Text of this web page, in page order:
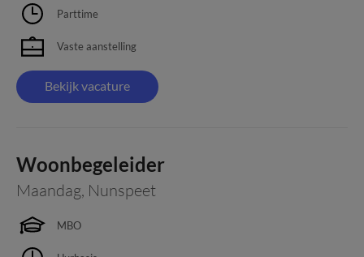
Parttime
Vaste aanstelling
Bekijk vacature
Woonbegeleider
Maandag, Nunspeet
MBO